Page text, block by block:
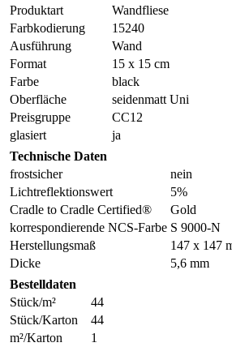
Produktart
Wandfliese
Farbkodierung
15240
Ausführung
Wand
Format
15 x 15 cm
Farbe
black
Oberfläche
seidenmatt Uni
Preisgruppe
CC12
glasiert
ja
Technische Daten
frostsicher
nein
Lichtreflektionswert
5%
Cradle to Cradle Certified®
Gold
korrespondierende NCS-Farbe S 9000-N
Herstellungsmaß
147 x 147
Dicke
5,6 mm
Bestelldaten
Stück/m²
44
Stück/Karton
44
m²/Karton
1